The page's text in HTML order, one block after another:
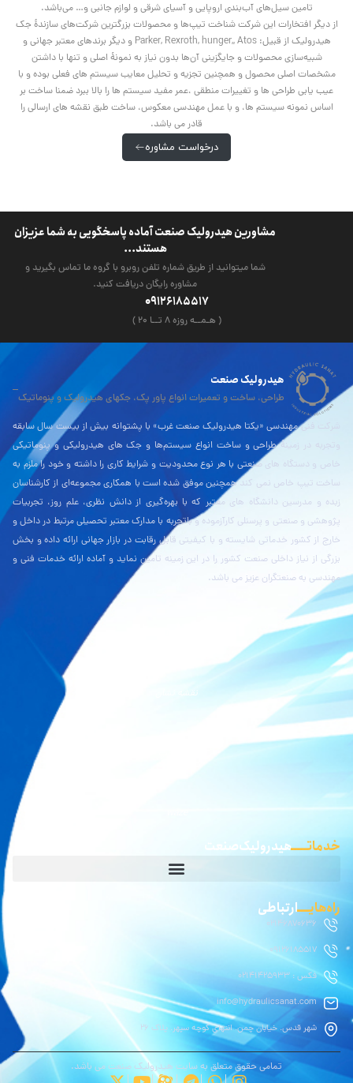
تامین سیل‌های آب‌بندی اروپایی و آسیای شرقی و لوازم جانبی و… می‌باشد.
از دیگر افتخارات این شرکت شناخت تیپ‌ها و محصولات بزرگترین شرکت‌های سازندۀ جک
هیدرولیک از قبیل: Parker, Rexroth, hunger,, Atos و دیگر برندهای معتبر جهانی و
شبیه‌سازی محصولات و جایگزینی آن‌ها بدون نیاز به نمونۀ اصلی و تنها با داشتن
مشخصات اصلی محصول و همچنین تجزیه و تحلیل معایب سیستم های فعلی بوده و با
عیب یابی طراحی ها و تغییرات منطقی ،عمر مفید سیستم ها را بالا ببرد ضمنا ساخت بر
اساس نمونه سیستم ها، و با عمل مهندسی معکوس، ساخت طبق نقشه های ارسالی را
قادر می باشد.
درخواست مشاوره
مشاورین هیدرولیک صنعت آماده پاسخگویی به شما عزیزان
هستند...
شما میتوانید از طریق شماره تلفن روبرو با گروه ما تماس بگیرید و
مشاوره رایگان دریافت کنید.
09126185517
( هـمــه روزه ۸ تــا ۲۰ )
هیدرولیک صنعت
طراحی، ساخت و تعمیرات انواع پاور پک، جکهای هیدرولیک و پنوماتیک
شرکت فنی مهندسی «یکتا هیدرولیک صنعت غرب» با پشتوانه بیش از بیست سال سابقه
وتجربه در زمینۀ طراحی و ساخت انواع سیستم‌ها و جک های هیدرولیکی و پنوماتیکی
خاص و دستگاه های صنعتی با هر نوع محدودیت و شرایط کاری را داشته و خود را ملزم به
ساخت تیپ خاص نمی کند همچنین موفق شده است با همکاری مجموعه‌ای از کارشناسان
زبده و مدرسین دانشگاه های معتبر که با بهره‌گیری از دانش نظری، علم روز، تجربیات
پژوهشی و صنعتی و پرسنلی کارآزموده و باتجربه با مدارک معتبر تحصیلی مرتبط در داخل و
خارج از کشور خدماتی شایسته و با کیفیتی قابل رقابت در بازار جهانی ارائه داده و بخش
بزرگی از نیاز داخلی صنعت کشور را در این زمینه تامین نماید و آماده ارائه خدمات فنی و
مهندسی به صنعتگران عزیز می باشد.
نقشه نشان
خدماتـــــهیدرولیک صنعت
راه‌هایــــارتباطی
02146870636
09126185517
فکس : 02141425933
info@hydraulicsanat.com
شهر قدس. خیابان چمن. انتهای کوچه سپهر. پلاک ۲۶
تمامی حقوق متعلق به سایت هیدرولیک صنعت می باشد.